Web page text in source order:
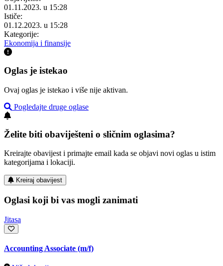
01.11.2023. u 15:28
Ističe:
01.12.2023. u 15:28
Kategorije:
Ekonomija i finansije
Oglas je istekao
Ovaj oglas je istekao i više nije aktivan.
Pogledajte druge oglase
Želite biti obaviješteni o sličnim oglasima?
Kreirajte obavijest i primajte email kada se objavi novi oglas u istim
kategorijama i lokaciji.
Kreiraj obavijest
Oglasi koji bi vas mogli zanimati
Jitasa
Accounting Associate (m/f)